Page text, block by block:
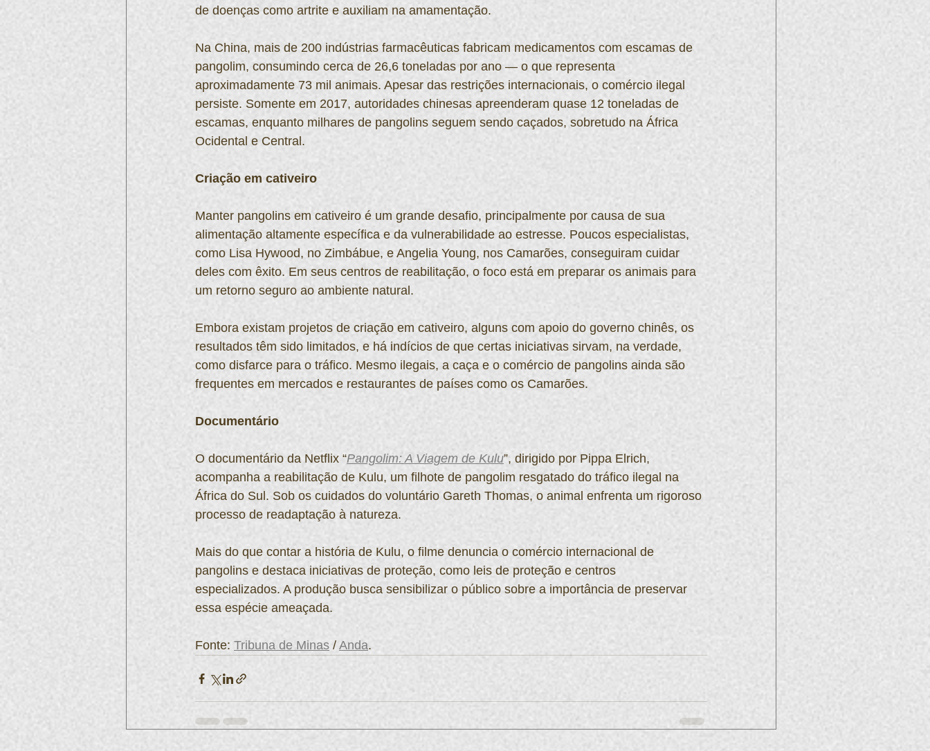
de doenças como artrite e auxiliam na amamentação.
Na China, mais de 200 indústrias farmacêuticas fabricam medicamentos com escamas de
pangolim, consumindo cerca de 26,6 toneladas por ano — o que representa
aproximadamente 73 mil animais. Apesar das restrições internacionais, o comércio ilegal
persiste. Somente em 2017, autoridades chinesas apreenderam quase 12 toneladas de
escamas, enquanto milhares de pangolins seguem sendo caçados, sobretudo na África
Ocidental e Central.
Criação em cativeiro
Manter pangolins em cativeiro é um grande desafio, principalmente por causa de sua
alimentação altamente específica e da vulnerabilidade ao estresse. Poucos especialistas,
como Lisa Hywood, no Zimbábue, e Angelia Young, nos Camarões, conseguiram cuidar
deles com êxito. Em seus centros de reabilitação, o foco está em preparar os animais para
um retorno seguro ao ambiente natural.
Embora existam projetos de criação em cativeiro, alguns com apoio do governo chinês, os
resultados têm sido limitados, e há indícios de que certas iniciativas sirvam, na verdade,
como disfarce para o tráfico. Mesmo ilegais, a caça e o comércio de pangolins ainda são
frequentes em mercados e restaurantes de países como os Camarões.
Documentário
O documentário da Netflix “Pangolim: A Viagem de Kulu”, dirigido por Pippa Elrich,
acompanha a reabilitação de Kulu, um filhote de pangolim resgatado do tráfico ilegal na
África do Sul. Sob os cuidados do voluntário Gareth Thomas, o animal enfrenta um rigoroso
processo de readaptação à natureza.
Mais do que contar a história de Kulu, o filme denuncia o comércio internacional de
pangolins e destaca iniciativas de proteção, como leis de proteção e centros
especializados. A produção busca sensibilizar o público sobre a importância de preservar
essa espécie ameaçada.
Fonte: Tribuna de Minas / Anda.